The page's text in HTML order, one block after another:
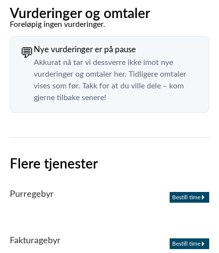
Vurderinger og omtaler
Foreløpig ingen vurderinger.
💬 Nye vurderinger er på pause
Akkurat nå tar vi dessverre ikke imot nye
vurderinger og omtaler her. Tidligere omtaler
vises som før. Takk for at du ville dele – kom
gjerne tilbake senere!
Flere tjenester
Purregebyr Bestill time
Fakturagebyr Bestill time